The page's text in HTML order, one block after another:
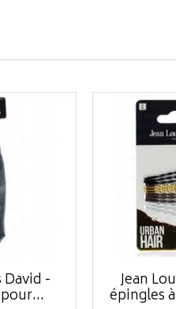
David - Jean
épingles